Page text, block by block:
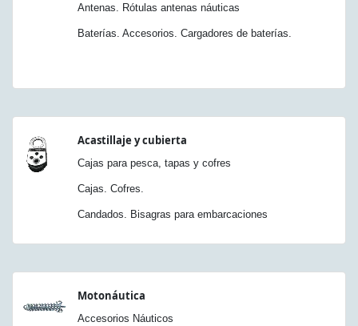
Antenas. Rótulas antenas náuticas
Baterías. Accesorios. Cargadores de baterías.
Acastillaje y cubierta
Cajas para pesca, tapas y cofres
Cajas. Cofres.
Candados. Bisagras para embarcaciones
Motonáutica
Accesorios Náuticos